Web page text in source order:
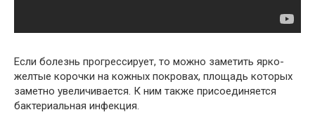
Если болезнь прогрессирует, то можно заметить ярко-
желтые корочки на кожных покровах, площадь которых
заметно увеличивается. К ним также присоединяется
бактериальная инфекция.